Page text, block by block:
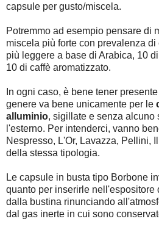
capsule per gusto/miscela.
Potremmo ad esempio pensare di
miscela più forte con prevalenza
più leggere a base di Arabica, 10
10 di caffè aromatizzato.
In ogni caso, è bene tener
genere va bene unicamente per le
alluminio, sigillate e senza alcuno
l'esterno. Per intenderci, vanno
Nespresso, L'Or, Lavazza, Pellini,
della stessa tipologia.
Le capsule in busta tipo Borbone
quanto per inserirle nell'espositore
dalla bustina rinunciando
dal gas inerte in cui sono